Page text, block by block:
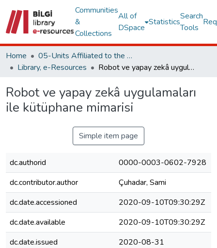
Communities
&
Collections
All of
DSpace
Statistics
Search
Tools
Home
05-Units Affiliated to the Rectorate
Library, e-Resources
Robot ve yapay zekâ uygulamaları ile kütüphane mimarisi
Robot ve yapay zekâ uygulamaları
ile kütüphane mimarisi
Simple item page
dc.authorid
0000-0003-0602-7928
dc.contributor.author
Çuhadar, Sami
dc.date.accessioned
2020-09-10T09:30:29Z
dc.date.available
2020-09-10T09:30:29Z
dc.date.issued
2020-08-31